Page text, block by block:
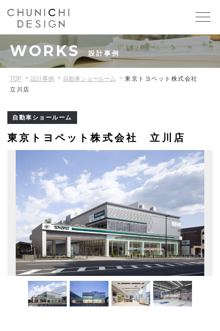
WORKS 設計事例
TOP 設計事例 自動車ショールーム
東京トヨペット株式会社
立川店
自動車ショールーム
東京トヨペット株式会社 立川店